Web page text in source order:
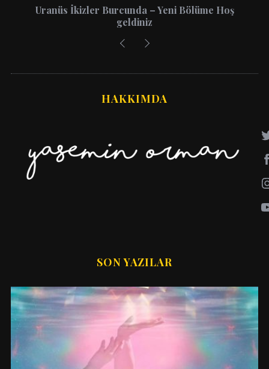
2026 Yıllık Burç Yorumları: 12 Burç İçin Aşk,
Kariyer ve Para Rehberi
HAKKIMDA
SON YAZILAR